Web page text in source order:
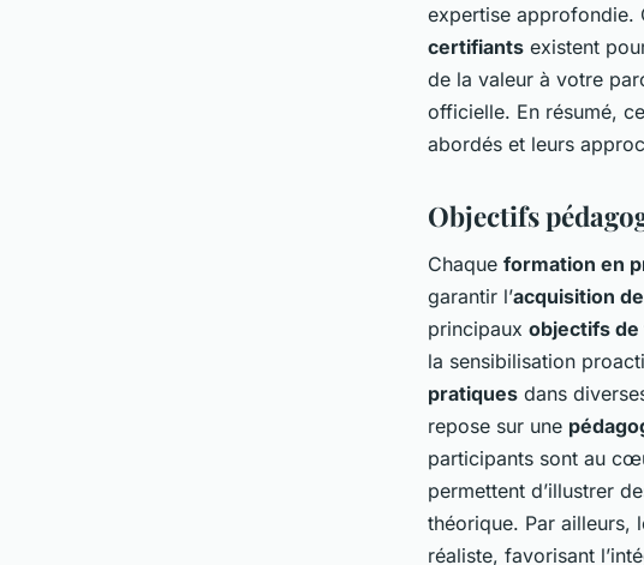
expertise approfondie.
certifiants existent
de la valeur à votre
officielle. En résumé,
abordés et leurs
Objectifs
Chaque formation en
garantir l’acquisition
principaux objectifs
la sensibilisation
pratiques dans
repose sur une
participants sont au
permettent d’illustrer
théorique. Par ailleurs,
réaliste, favorisant